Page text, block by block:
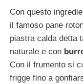
Con questo
il famoso pane
piastra calda detta
naturale e con
Con il frumento si
frigge fino a